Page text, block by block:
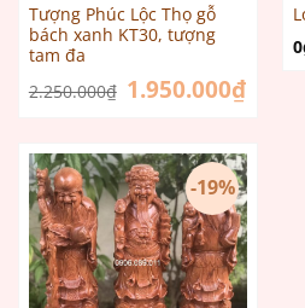
Tượng Phúc Lộc Thọ gỗ
bách xanh KT30, tượng
tam đa
2.250.000₫ Giá
gốc
1.950.000₫Giá
hiện
0
-19%